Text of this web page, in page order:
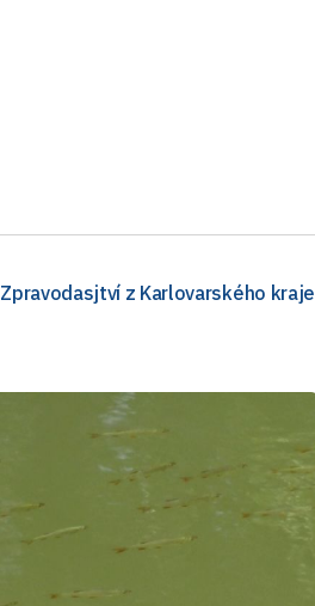
Zpravodasjtví z Karlovarského kraje